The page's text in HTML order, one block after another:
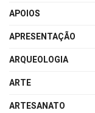
APOIOS
APRESENTAÇÃO
ARQUEOLOGIA
ARTE
ARTESANATO